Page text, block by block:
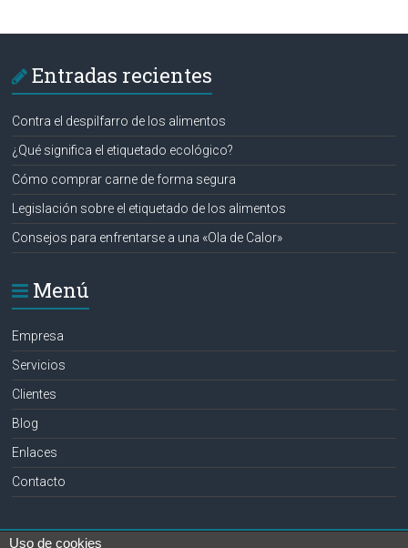
Entradas recientes
Contra el despilfarro de los alimentos
¿Qué significa el etiquetado ecológico?
Cómo comprar carne de forma segura
Legislación sobre el etiquetado de los alimentos
Consejos para enfrentarse a una «Ola de Calor»
Menú
Empresa
Servicios
Clientes
Blog
Enlaces
Contacto
Uso de cookies